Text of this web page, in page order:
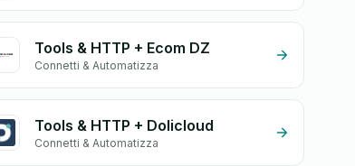
Tools & HTTP + Ecom DZ
Connetti & Automatizza
Tools & HTTP + Dolicloud
Connetti & Automatizza